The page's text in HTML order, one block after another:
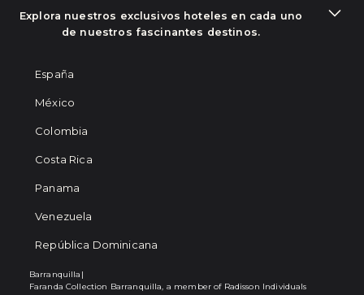
Explora nuestros exclusivos hoteles en cada uno
de nuestros fascinantes destinos.
España
México
Colombia
Costa Rica
Panama
Venezuela
República Dominicana
Barranquilla |
Faranda Collection Barranquilla, a member of Radisson Individuals